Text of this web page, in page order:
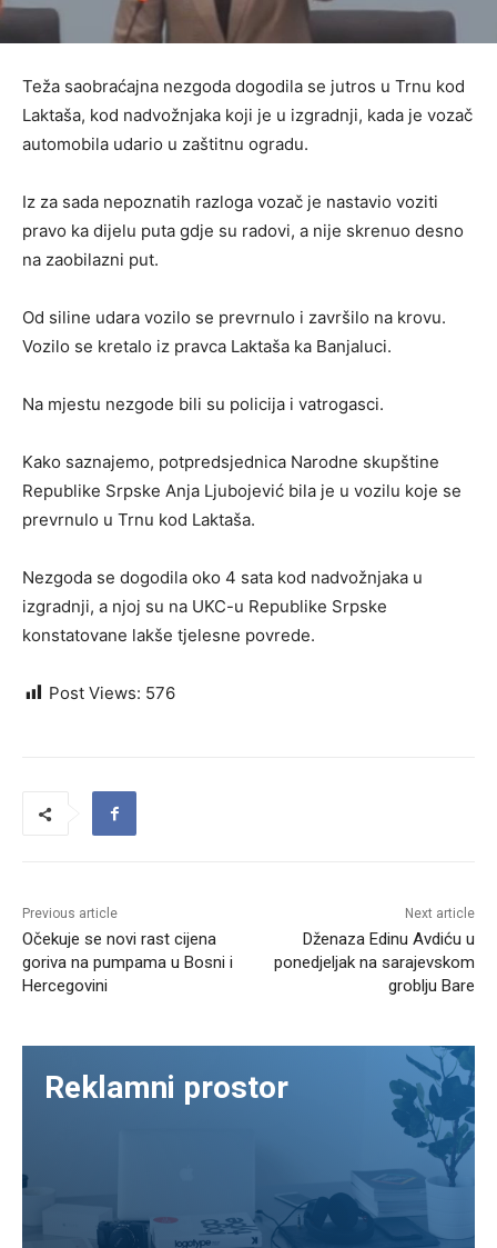
Teža saobraćajna nezgoda dogodila se jutros u Trnu kod
Laktaša, kod nadvožnjaka koji je u izgradnji, kada je vozač
automobila udario u zaštitnu ogradu.
Iz za sada nepoznatih razloga vozač je nastavio voziti
pravo ka dijelu puta gdje su radovi, a nije skrenuo desno
na zaobilazni put.
Od siline udara vozilo se prevrnulo i završilo na krovu.
Vozilo se kretalo iz pravca Laktaša ka Banjaluci.
Na mjestu nezgode bili su policija i vatrogasci.
Kako saznajemo, potpredsjednica Narodne skupštine
Republike Srpske Anja Ljubojević bila je u vozilu koje se
prevrnulo u Trnu kod Laktaša.
Nezgoda se dogodila oko 4 sata kod nadvožnjaka u
izgradnji, a njoj su na UKC-u Republike Srpske
konstatovane lakše tjelesne povrede.
Post Views: 576
Previous article
Očekuje se novi rast cijena
goriva na pumpama u Bosni i
Hercegovini
Next article
Dženaza Edinu Avdiću u
ponedjeljak na sarajevskom
groblju Bare
Reklamni prostor